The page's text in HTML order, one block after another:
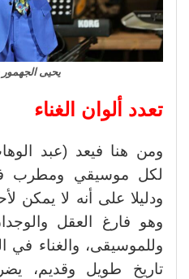
يحيى
تعدد ألوان الغناء
ومن هنا فيعد (عبد
لكل موسيقي ومطرب في
ودليلا على أنه لا يمكن
وهو فارغ العقل
وللموسيقى، والغناء
تاريخ طويل وقديم،